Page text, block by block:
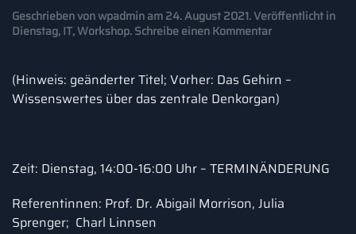
Geschrieben vonwpadminam24. August 2021. Veröffentlicht in
Dienstag,IT,Workshop.Schreibe einen Kommentar
(Hinweis: geänderter Titel; Vorher: Das Gehirn –
Wissenswertes über das zentrale Denkorgan)
Zeit: Dienstag, 14:00-16:00 Uhr – TERMINÄNDERUNG
Referentinnen: Prof. Dr. Abigail Morrison, Julia
Sprenger; Charl Linnsen